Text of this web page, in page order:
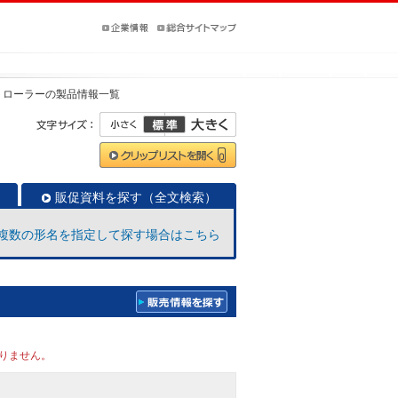
ーラーの製品情報一覧
販促資料を探す（全文検索）
数の形名を指定して探す場合はこちら
ません。